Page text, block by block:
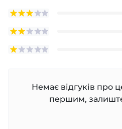
Немає відгуків про
першим, залиште